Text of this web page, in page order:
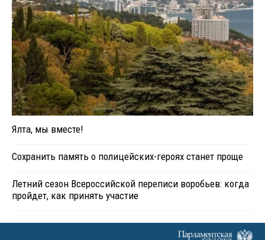
Ялта, мы вместе!
Сохранить память о полицейских-героях станет проще
Летний сезон Всероссийской переписи воробьев: когда
пройдет, как принять участие